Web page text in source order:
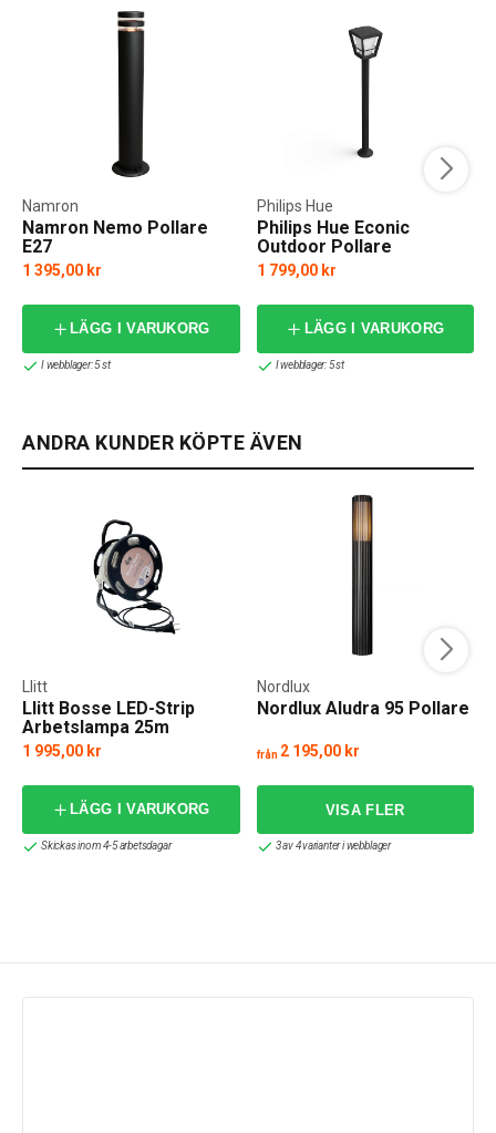
Namron Nemo Pollare
E27
Namron
1 395,00 kr
LÄGG I VARUKORG
I webblager: 5 st
Philips Hue Econic
Outdoor Pollare
Philips Hue
1 799,00 kr
LÄGG I VARUKORG
I webblager: 5 st
ANDRA KUNDER KÖPTE ÄVEN
Llitt Bosse LED-Strip
Arbetslampa 25m
Llitt
1 995,00 kr
LÄGG I VARUKORG
Skickas inom 4-5 arbetsdagar
Nordlux Aludra 95 Pollare
Nordlux
från 2 195,00 kr
3 av 4 varianter i webblager